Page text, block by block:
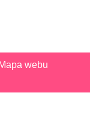
Mapa webu